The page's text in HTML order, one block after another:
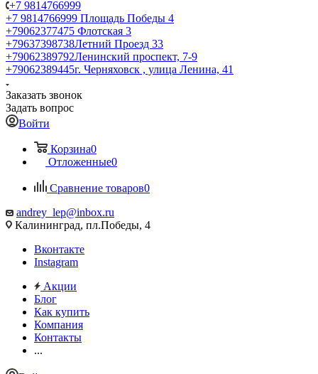
+7 9814766999
+7 9814766999 Площадь Победы 4
+79062377475 Флотская 3
+79637398738Летний Проезд 33
+79062389792Ленинский проспект, 7-9
+79062389445г. Черняховск , улица Ленина, 41
Заказать звонок
Задать вопрос
Войти
Корзина0
Отложенные0
Сравнение товаров0
andrey_lep@inbox.ru
Калининград, пл.Победы, 4
Вконтакте
Instagram
Акции
Блог
Как купить
Компания
Контакты
...